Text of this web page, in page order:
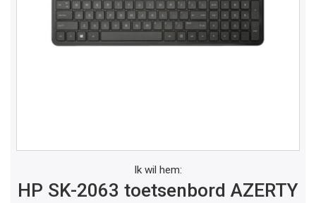
Ik wil hem:
HP SK-2063 toetsenbord AZERTY